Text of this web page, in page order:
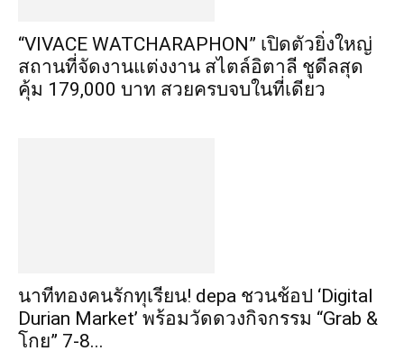
“VIVACE WATCHARAPHON” เปิดตัวยิ่งใหญ่
สถานที่จัดงานแต่งงาน สไตล์อิตาลี ชูดีลสุด
คุ้ม 179,000 บาท สวยครบจบในที่เดียว
นาทีทองคนรักทุเรียน! depa ชวนช้อป ‘Digital
Durian Market’ พร้อมวัดดวงกิจกรรม “Grab &
โกย” 7-8...